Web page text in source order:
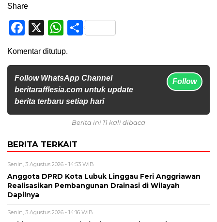
Share
Facebook
X WhatsApp
Share
Komentar ditutup.
Follow WhatsApp Channel
beritarafflesia.com untuk update
berita terbaru setiap hari
Follow
Berita ini 11 kali dibaca
BERITA TERKAIT
Senin, 3 Agustus 2026 - 14:53 WIB
Anggota DPRD Kota Lubuk Linggau Feri Anggriawan
Realisasikan Pembangunan Drainasi di Wilayah
Dapilnya
Senin, 3 Agustus 2026 - 14:16 WIB